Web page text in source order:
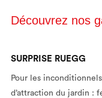
Découvrez nos
SURPRISE RUEGG
Pour les
d’attraction du jardin :